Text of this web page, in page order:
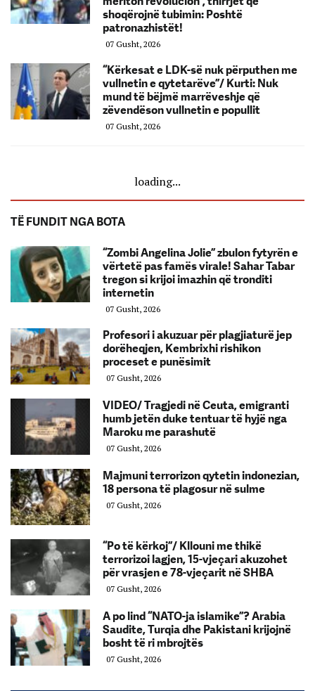
shoqërojnë tubimin: Poshtë
patronazhistët!
07 Gusht, 2026
“Kërkesat e LDK-së nuk përputhen me
vullnetin e qytetarëve”/ Kurti: Nuk
mund të bëjmë marrëveshje që
zëvendëson vullnetin e popullit
07 Gusht, 2026
loading...
TË FUNDIT NGA BOTA
“Zombi Angelina Jolie” zbulon fytyrën e
vërtetë pas famës virale! Sahar Tabar
tregon si krijoi imazhin që tronditi
internetin
07 Gusht, 2026
Profesori i akuzuar për plagjiaturë jep
dorëheqjen, Kembrixhi rishikon
proceset e punësimit
07 Gusht, 2026
VIDEO/ Tragjedi në Ceuta, emigranti
humb jetën duke tentuar të hyjë nga
Maroku me parashutë
07 Gusht, 2026
Majmuni terrorizon qytetin indonezian,
18 persona të plagosur në sulme
07 Gusht, 2026
“Po të kërkoj”/ Kllouni me thikë
terrorizoi lagjen, 15-vjeçari akuzohet
për vrasjen e 78-vjeçarit në SHBA
07 Gusht, 2026
A po lind “NATO-ja islamike”? Arabia
Saudite, Turqia dhe Pakistani krijojnë
bosht të ri mbrojtës
07 Gusht, 2026